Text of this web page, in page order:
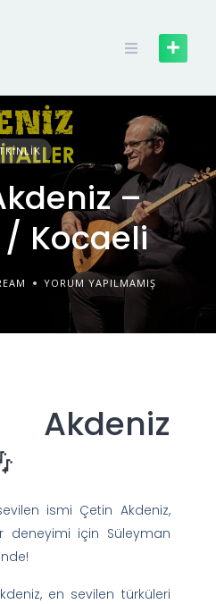
–
Kocaeli
YORUM YAPILMAMIŞ
ismi Çetin Akdeniz,
deneyimi için Süleyman
en sevilen türküleri